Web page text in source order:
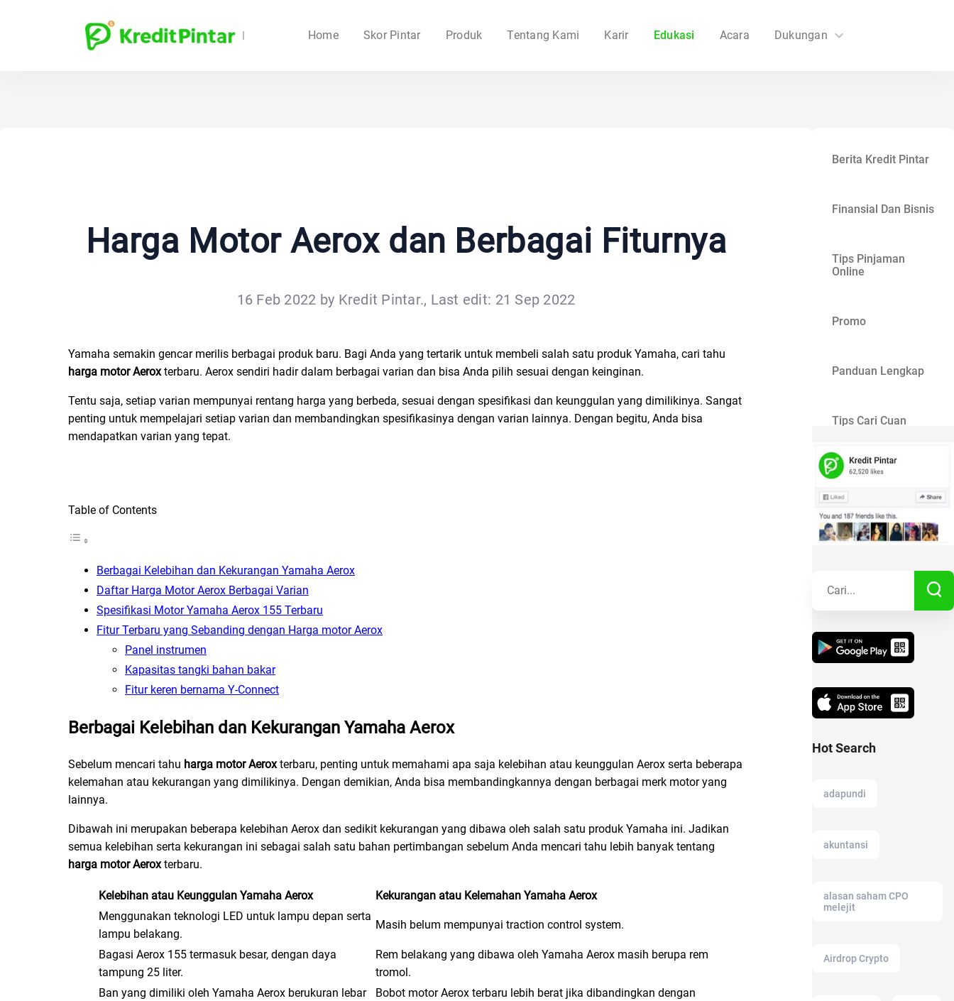
Home Skor Pintar Produk Tentang Kami Karir Edukasi Acara Dukungan
Harga Motor Aerox dan Berbagai Fiturnya
16 Feb 2022 by Kredit Pintar., Last edit: 21 Sep 2022
Yamaha semakin gencar merilis berbagai produk baru. Bagi Anda yang tertarik untuk membeli salah satu produk Yamaha, cari tahu
harga motor Aeroxterbaru. Aerox sendiri hadir dalam berbagai varian dan bisa Anda pilih sesuai dengan keinginan.
Tentu saja, setiap varian mempunyai rentang harga yang berbeda, sesuai dengan spesifikasi dan keunggulan yang dimilikinya. Sangat
penting untuk mempelajari setiap varian dan membandingkan spesifikasinya dengan varian lainnya. Dengan begitu, Anda bisa
mendapatkan varian yang tepat.
Table of Contents
Berbagai Kelebihan dan Kekurangan Yamaha Aerox
Daftar Harga Motor Aerox Berbagai Varian
Spesifikasi Motor Yamaha Aerox 155 Terbaru
Fitur Terbaru yang Sebanding dengan Harga motor Aerox
Panel instrumen
Kapasitas tangki bahan bakar
Fitur keren bernama Y-Connect
Berbagai Kelebihan dan Kekurangan Yamaha Aerox
Sebelum mencari tahu harga motor Aeroxterbaru, penting untuk memahami apa saja kelebihan atau keunggulan Aerox serta beberapa
kelemahan atau kekurangan yang dimilikinya. Dengan demikian, Anda bisa membandingkannya dengan berbagai merk motor yang
lainnya.
Dibawah ini merupakan beberapa kelebihan Aerox dan sedikit kekurangan yang dibawa oleh salah satu produk Yamaha ini. Jadikan
semua kelebihan serta kekurangan ini sebagai salah satu bahan pertimbangan sebelum Anda mencari tahu lebih banyak tentang
harga motor Aeroxterbaru.
Kelebihan atau Keunggulan Yamaha Aerox
Kekurangan atau Kelemahan Yamaha Aerox
Menggunakan teknologi LED untuk lampu depan serta
lampu belakang.
Masih belum mempunyai traction control system.
Bagasi Aerox 155 termasuk besar, dengan daya
tampung 25 liter.
Rem belakang yang dibawa oleh Yamaha Aerox masih berupa rem
tromol.
Ban yang dimiliki oleh Yamaha Aerox berukuran lebar
Bobot motor Aerox terbaru lebih berat jika dibandingkan dengan
Berita Kredit Pintar
Finansial Dan Bisnis
Tips Pinjaman
Online
Promo
Panduan Lengkap
Tips Cari Cuan
Gaya Hidup
Kisah Sukses
Hot Search
adapundi
akuntansi
alasan saham CPO
melejit
Airdrop Crypto